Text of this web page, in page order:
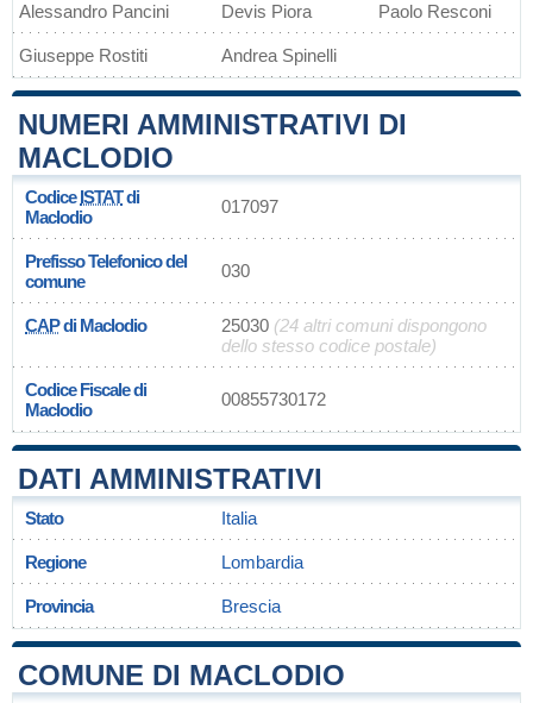
Alessandro Pancini Devis Piora Paolo Resconi
Giuseppe Rostiti Andrea Spinelli
NUMERI AMMINISTRATIVI DI
MACLODIO
CodiceISTATdi
Maclodio
017097
Prefisso Telefonico del
comune
030
CAPdi Maclodio 25030 (24 altri comuni dispongono
dello stesso codice postale)
Codice Fiscale di
Maclodio
00855730172
DATI AMMINISTRATIVI
Stato Italia
Regione Lombardia
Provincia Brescia
COMUNE DI MACLODIO